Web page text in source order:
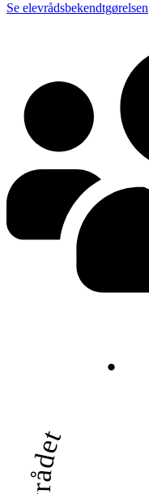
Se elevrådsbekendtgørelsen
•